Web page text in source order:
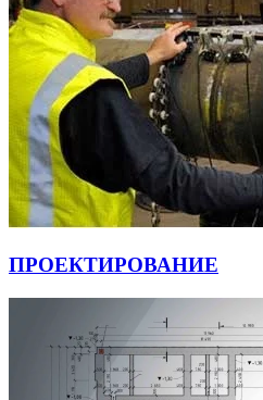
ПРОЕКТИРОВАНИЕ